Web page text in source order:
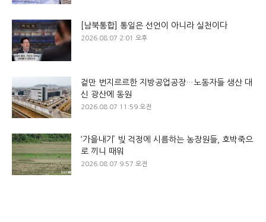
[남북통합] 통일은 선언이 아니라 실천이다
2026.08.07 2:01 오후
겉만 번지르르한 지방공업공장…노동자들 생산 대
신 광산에 동원
2026.08.07 11:59 오전
‘가을내기’ 빚 걱정에 시름하는 농장원들, 호박죽으
로 끼니 때워
2026.08.07 9:57 오전